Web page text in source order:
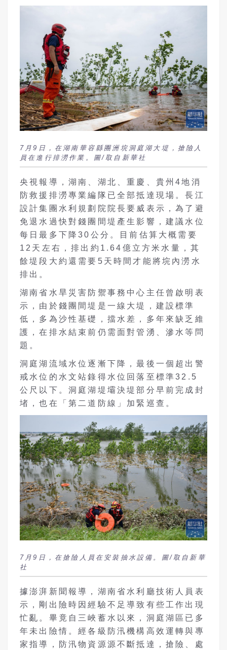
7月9日，在湖南華容縣團洲垸洞庭湖大堤，搶險人
員在進行排澇作業。圖/取自新華社
央視報導，湖南、湖北、重慶、貴州4地消
防救援排澇專業編隊已全部抵達現場。長江
設計集團水利規劃院院長要威表示，為了避
免退水過快對錢團間堤產生影響，建議水位
每日最多下降30公分。目前估算大概需要
12天左右，排出約1.64億立方米水量，其
餘堤段大約還需要5天時間才能將垸內澇水
排出。
湖南省水旱災害防禦事務中心主任曾啟明表
示，由於錢團間堤是一線大堤，建設標準
低，多為沙性基礎，擋水差，多年來缺乏維
護，在排水結束前仍需面對管湧、滲水等問
題。
洞庭湖流域水位逐漸下降，最後一個超出警
戒水位的水文站錄得水位回落至標準32.5
公尺以下。洞庭湖堤壩決堤部分早前完成封
堵，也在「第二道防線」加緊巡查。
7月9日，在搶險人員在安裝抽水設備。圖/取自新華
社
據澎湃新聞報導，湖南省水利廳技術人員表
示，剛出險時因經驗不足導致有些工作出現
忙亂。畢竟自三峽蓄水以來，洞庭湖區已多
年未出險情。經各級防汛機構高效運轉與專
家指導，防汛物資源源不斷抵達，搶險、處